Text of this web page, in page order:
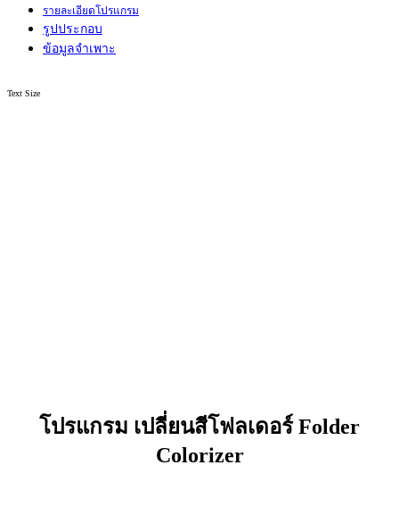
รายละเอียดโปรแกรม
รูปประกอบ
ข้อมูลจำเพาะ
Text Size
โปรแกรม เปลี่ยนสีโฟลเดอร์ Folder
Colorizer